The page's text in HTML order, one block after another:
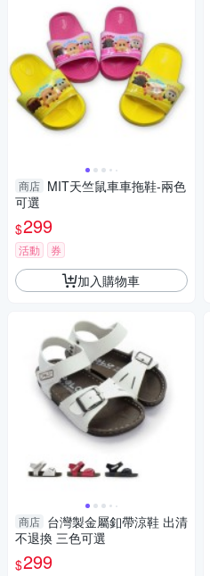
商店 MIT天竺鼠車車拖鞋-兩色
可選
$299
活動 券
加入購物車
商店 台灣製金屬釦帶涼鞋 出清
不退換 三色可選
$299